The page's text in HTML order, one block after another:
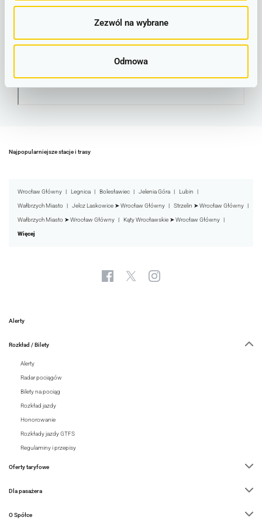
Zezwól na wybrane
Odmowa
Najpopularniejsze stacje i trasy
Wrocław Główny Legnica Bolesławiec Jelenia Góra Lubin
Wałbrzych Miasto Jelcz Laskowice ➤ Wrocław Główny Strzelin ➤ Wrocław Główny
Wałbrzych Miasto ➤ Wrocław Główny Kąty Wrocławskie ➤ Wrocław Główny
Więcej
Alerty
Rozkład / Bilety
Alerty
Radar pociągów
Bilety na pociąg
Rozkład jazdy
Honorowanie
Rozkłady jazdy GTFS
Regulaminy i przepisy
Oferty taryfowe
Dla pasażera
O Spółce